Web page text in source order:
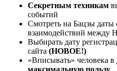
Секретным техникам
событий
Смотреть на Бацзы даты
взаимодействий между
Выбирать дату
сайта (НОВОЕ!)
«Вписывать» человека
максимальную пользу